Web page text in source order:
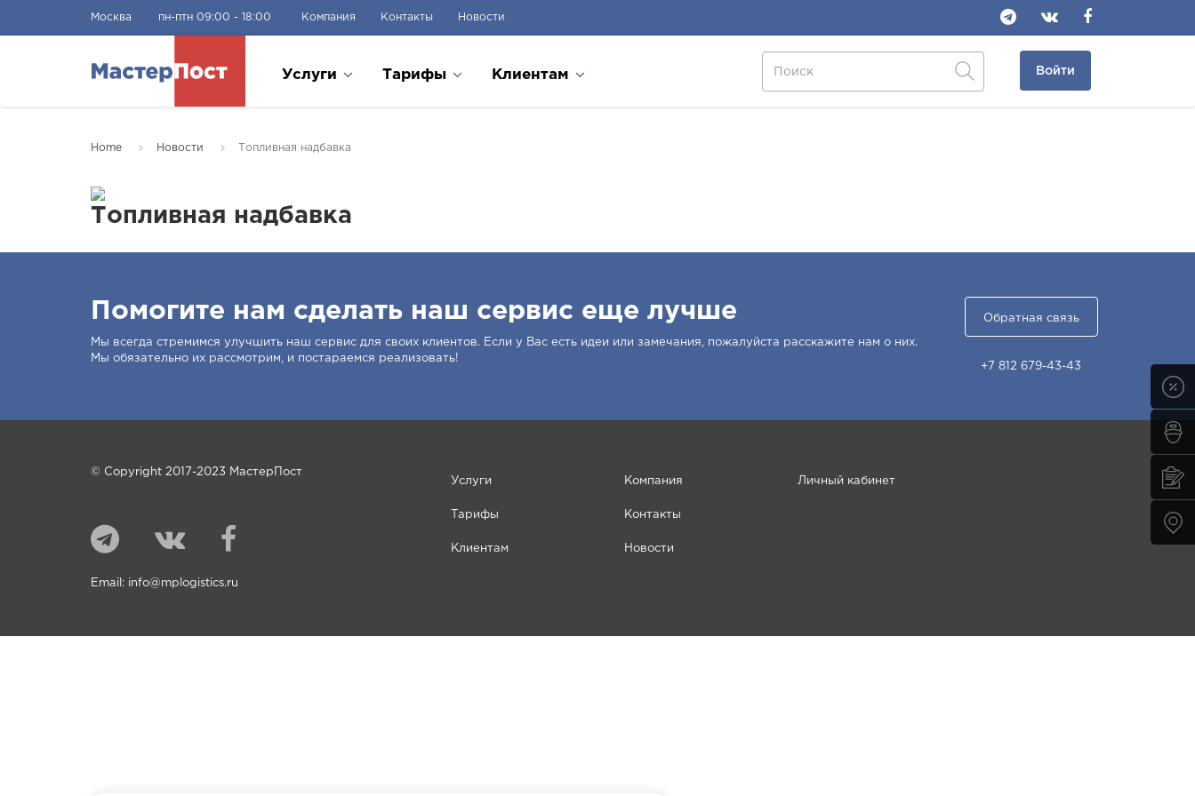
Москва пн-птн 09:00 - 18:00 Компания Контакты Новости
Услуги Тарифы Клиентам Войти
Home Новости Топливная надбавка
Топливная надбавка
Помогите нам сделать наш сервис еще лучше
Мы всегда стремимся улучшить наш сервис для своих клиентов. Если у Вас есть идеи или замечания, пожалуйста расскажите нам о них.
Мы обязательно их рассмотрим, и постараемся реализовать!
Обратная связь
+7 812 679-43-43
© Copyright 2017-2023 МастерПост
Email: info@mplogistics.ru
Услуги
Тарифы
Клиентам
Компания
Контакты
Новости
Личный кабинет